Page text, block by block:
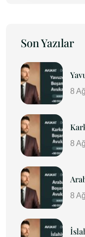
Son Yazılar
8
8
8